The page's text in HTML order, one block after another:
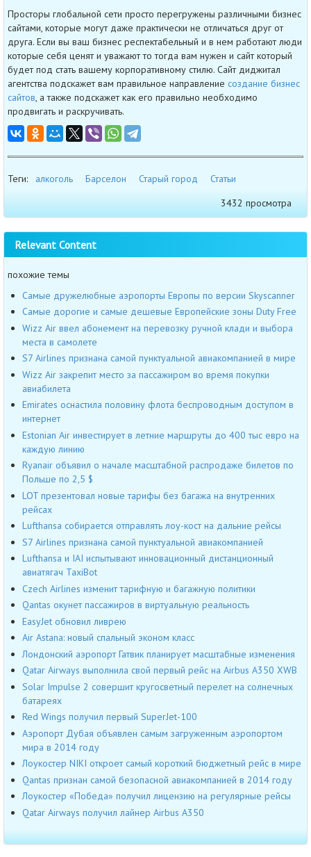
Просторы глобальной сети просто перегружены различными бизнес
сайтами, которые могут даже практически не отличаться друг от
друга. Если вы ваш бизнес респектабельный и в нем работают люди
которые себя ценят и уважают то тогда вам нужен и сайт который
будет под стать вашему корпоративному стилю. Сайт диджитал
агентства подскажет вам правильное направление создание бизнес
сайтов, а также подскажет как его правильно необходимо
продвигать и раскручивать.
Теги: алкоголь Барселон Старый город
Статьи
3432 просмотра
Relevant Content
похожие темы
Самые дружелюбные аэропорты Европы по версии Skyscanner
Cамые дорогие и самые дешевые Европейские зоны Duty Free
Wizz Air ввел абонемент на перевозку ручной клади и выбора
места в самолете
S7 Airlines признана самой пунктуальной авиакомпанией в мире
Wizz Air закрепит место за пассажиром во время покупки
авиабилета
Emirates оснастила половину флота беспроводным доступом в
интернет
Estonian Air инвестирует в летние маршруты до 400 тыс евро на
каждую линию
Ryanair объявил о начале масштабной распродаже билетов по
Польше по 2,5 $
LOT презентовал новые тарифы без багажа на внутренних
рейсах
Lufthansa собирается отправлять лоу-кост на дальние рейсы
S7 Airlines признана самой пунктуальной авиакомпанией
Lufthansa и IAI испытывают инновационный дистанционный
авиатягач TaxiBot
Czech Airlines изменит тарифную и багажную политики
Qantas окунет пассажиров в виртуальную реальность
EasyJet обновил ливрею
Air Astana: новый спальный эконом класс
Лондонский аэропорт Гатвик планирует масштабные изменения
Qatar Airways выполнила свой первый рейс на Airbus A350 XWB
Solar Impulse 2 совершит кругосветный перелет на солнечных
батареях
Red Wings получил первый SuperJet-100
Аэропорт Дубая объявлен самым загруженным аэропортом
мира в 2014 году
Лоукостер NIKI откроет самый короткий бюджетный рейс в мире
Qantas признан самой безопасной авиакомпанией в 2014 году
Лоукостер «Победа» получил лицензию на регулярные рейсы
Qatar Airways получил лайнер Airbus А350